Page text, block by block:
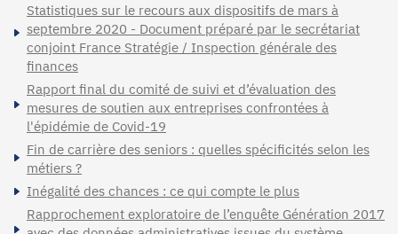
Statistiques sur le recours aux dispositifs de mars à
septembre 2020 - Document préparé par le secrétariat
conjoint France Stratégie / Inspection générale des
finances
Rapport final du comité de suivi et d’évaluation des
mesures de soutien aux entreprises confrontées à
l'épidémie de Covid-19
Fin de carrière des seniors : quelles spécificités selon les
métiers ?
Inégalité des chances : ce qui compte le plus
Rapprochement exploratoire de l’enquête Génération 2017